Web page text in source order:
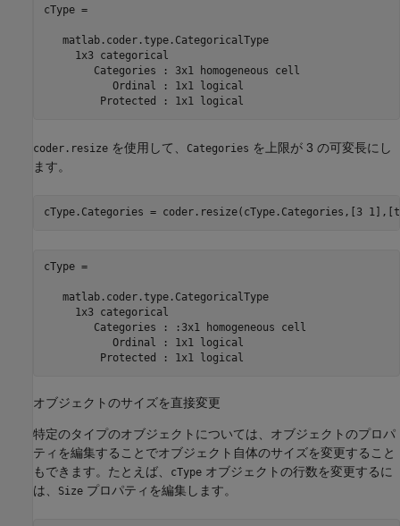
cType =
   matlab.coder.type.CategoricalType
     1x3 categorical
coder.resize を使用して、 Categories を上限が 3 の可変長にし
ます。
cType.Categories = coder.resize(cType.Categories,[3
cType =
   matlab.coder.type.CategoricalType
     1x3 categorical
オブジェクトのサイズを直接変更
特定のタイプのオブジェクトについては、オブジェクトのプロパ
ティを編集することでオブジェクト自体のサイズを変更すること
もできます。たとえば、
cType オブジェクトの行数を変更するに
は、
Size プロパティを編集します。